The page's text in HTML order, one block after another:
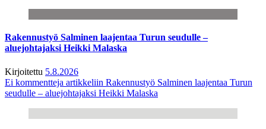
Rakennustyö Salminen laajentaa Turun seudulle –
aluejohtajaksi Heikki Malaska
Kirjoitettu 5.8.2026
Ei kommentteja artikkeliin Rakennustyö Salminen laajentaa Turun
seudulle – aluejohtajaksi Heikki Malaska